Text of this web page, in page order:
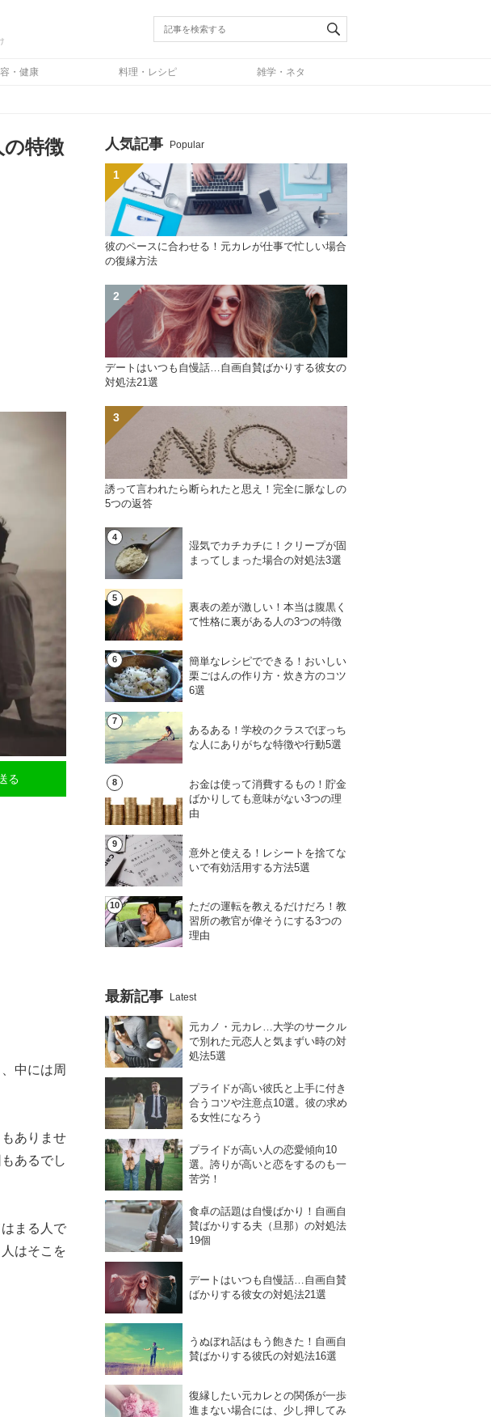
・健康 料理・レシピ 雑学・ネタ
特徴
る
中には周
ありませ
あるでし
まる人で
はそこを
人気記事 Popular
彼のペースに合わせる！元カレが仕事で忙しい場合
の復縁方法
デートはいつも自慢話…自画自賛ばかりする彼女の
対処法21選
誘って言われたら断られたと思え！完全に脈なしの
5つの返答
湿気でカチカチに！クリープが固
まってしまった場合の対処法3選
裏表の差が激しい！本当は腹黒く
て性格に裏がある人の3つの特徴
簡単なレシピでできる！おいしい
栗ごはんの作り方・炊き方のコツ
6選
あるある！学校のクラスでぼっち
な人にありがちな特徴や行動5選
お金は使って消費するもの！貯金
ばかりしても意味がない3つの理
由
意外と使える！レシートを捨てな
いで有効活用する方法5選
ただの運転を教えるだけだろ！教
習所の教官が偉そうにする3つの
理由
最新記事 Latest
元カノ・元カレ…大学のサークル
で別れた元恋人と気まずい時の対
処法5選
プライドが高い彼氏と上手に付き
合うコツや注意点10選。彼の求め
る女性になろう
プライドが高い人の恋愛傾向10
選。誇りが高いと恋をするのも一
苦労！
食卓の話題は自慢ばかり！自画自
賛ばかりする夫（旦那）の対処法
19個
デートはいつも自慢話…自画自賛
ばかりする彼女の対処法21選
うぬぼれ話はもう飽きた！自画自
賛ばかりする彼氏の対処法16選
復縁したい元カレとの関係が一歩
進まない場合には、少し押してみ